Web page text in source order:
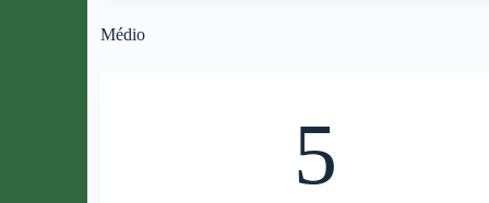
Médio
5